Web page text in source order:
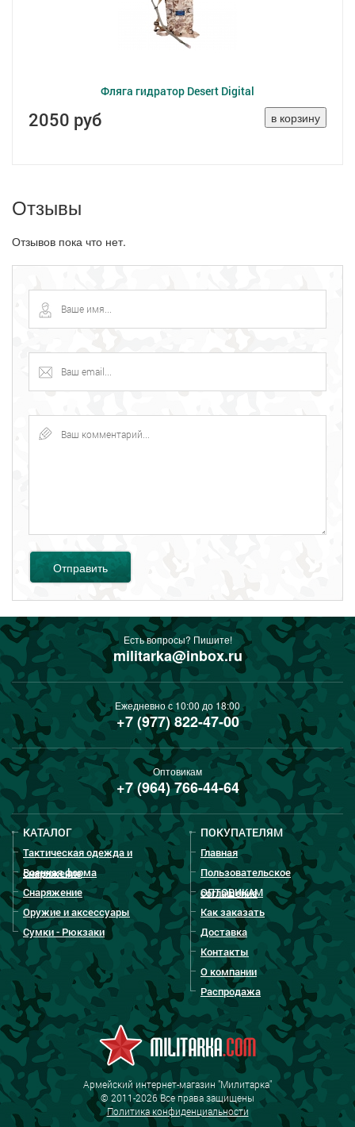
Фляга гидратор Desert Digital
2050 руб
Отзывы
Отзывов пока что нет.
Отправить
Есть вопросы? Пишите!
militarka@inbox.ru
Ежедневно с 10:00 до 18:00
+7 (977) 822-47-00
Оптовикам
+7 (964) 766-44-64
КАТАЛОГ
Тактическая одежда и
снаряжение
Военная форма
Снаряжение
Оружие и аксессуары
Сумки - Рюкзаки
ПОКУПАТЕЛЯМ
Главная
Пользовательское
соглашение
ОПТОВИКАМ
Как заказать
Доставка
Контакты
О компании
Распродажа
Армейский интернет-магазин "Милитарка"
© 2011-2026 Все права защищены
Политика конфиденциальности